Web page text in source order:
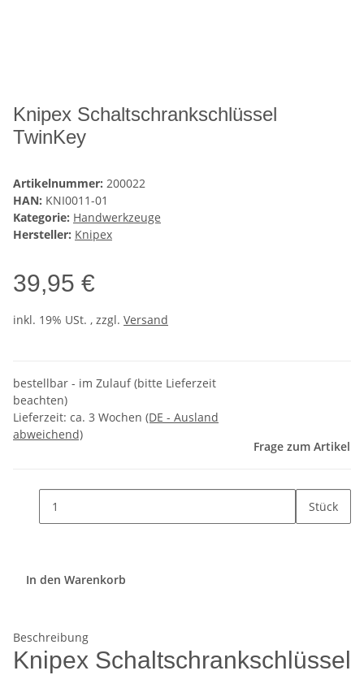
Knipex Schaltschrankschlüssel
TwinKey
Artikelnummer: 200022
HAN: KNI0011-01
Kategorie: Handwerkzeuge
Hersteller: Knipex
39,95 €
inkl. 19% USt. , zzgl. Versand
bestellbar - im Zulauf (bitte Lieferzeit
beachten)
Lieferzeit: ca. 3 Wochen (DE - Ausland
abweichend)
Frage zum Artikel
Stück
In den Warenkorb
Beschreibung
Knipex Schaltschrankschlüssel